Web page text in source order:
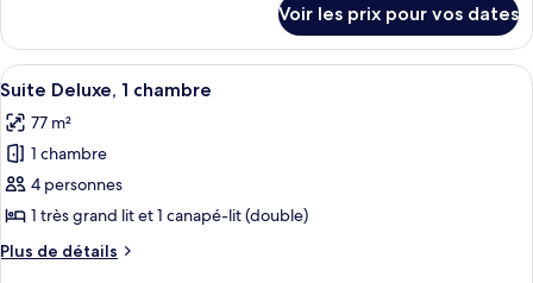
Chambre,
2
grands
lits,
balcon
(View)
le
type
de
Chambre,
2
lits,
balcon
Voir les prix pour vos dates
Afficher
toutes
les
photos
pour
ce
type
de
Un salon spacieux doté de grandes
3
Suite Deluxe, 1 chambre
77 m²
1 chambre
4 personnes
1 très grand lit et 1 canapé-lit (double)
Plus de détails
Plus